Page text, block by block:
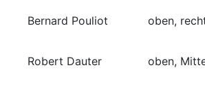
Bernard Pouliot oben,
Robert Dauter oben,